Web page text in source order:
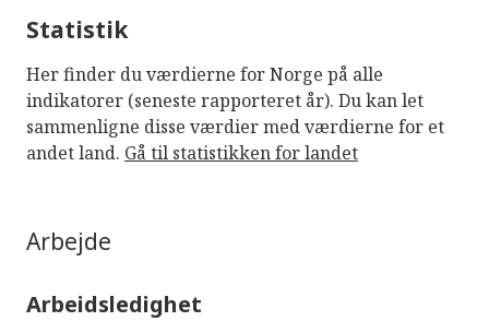
Statistik
Her finder du værdierne for Norge på alle
indikatorer (seneste rapporteret år). Du kan let
sammenligne disse værdier med værdierne for et
andet land. Gå til statistikken for landet
Arbejde
Arbeidsledighet